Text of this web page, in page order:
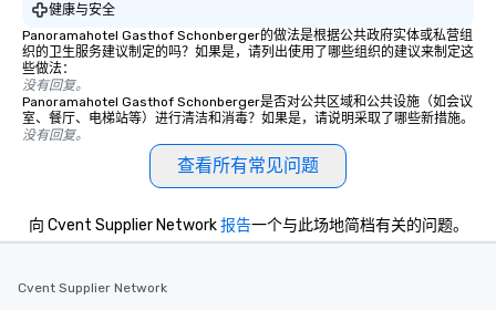
健康与安全
Panoramahotel Gasthof Schonberger的做法是根据公共政府实体或私营组
织的卫生服务建议制定的吗？如果是，请列出使用了哪些组织的建议来制定这
些做法：
没有回复。
Panoramahotel Gasthof Schonberger是否对公共区域和公共设施（如会议
室、餐厅、电梯站等）进行清洁和消毒？如果是，请说明采取了哪些新措施。
没有回复。
查看所有常见问题
向 Cvent Supplier Network报告一个与此场地简档有关的问题。
Cvent Supplier Network